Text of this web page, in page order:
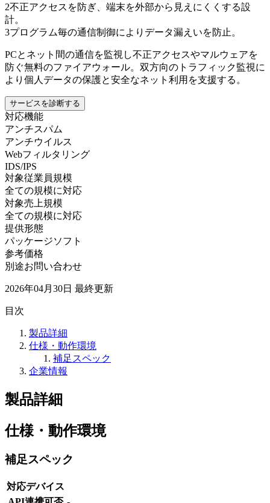
2不正アクセスを防ぎ、端末を外部から見えにくくする設
計。
3プログラム毎の通信制御によりデータ漏えいを防止。
PCとネット間の通信を監視し不正アクセスやマルウェアを
防ぐ無料のファイアウォール。双方向のトラフィック監視に
より個人データの保護と安全なネット利用を支援する。
サービスを診断する
対応機能
アンチスパム
アンチウイルス
Webフィルタリング
IDS/IPS
対象従業員規模
全ての規模に対応
対象売上規模
全ての規模に対応
提供形態
パッケージソフト
参考価格
別途お問い合わせ
2026年04月30日 最終更新
目次
製品詳細
仕様・動作環境
補足スペック
企業情報
製品詳細
仕様・動作環境
補足スペック
対応デバイス